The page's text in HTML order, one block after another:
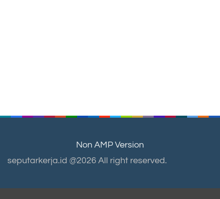
Non AMP Version
seputarkerja.id @2026 All right reserved.